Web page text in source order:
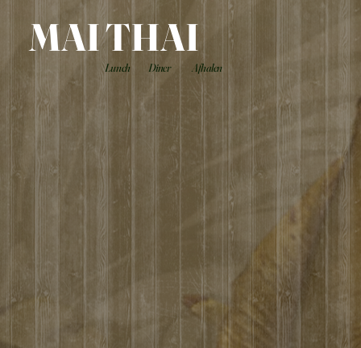
MAI THAI
Lunch Diner Afhalen